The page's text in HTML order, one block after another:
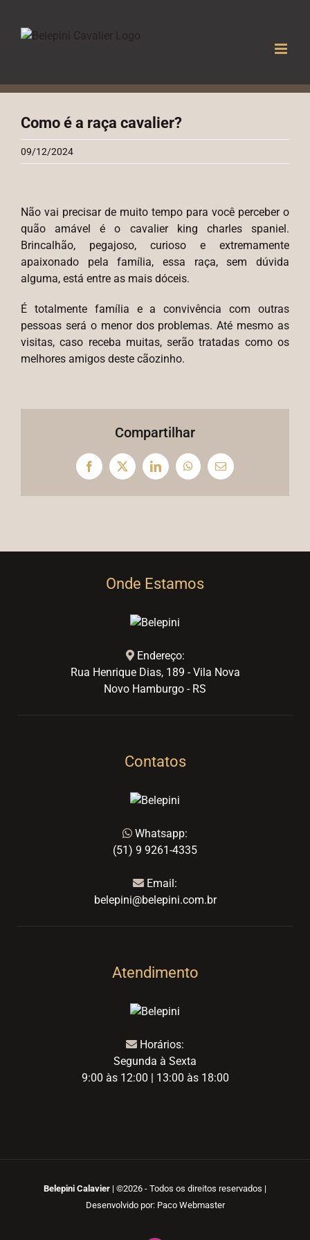
Como é a raça cavalier?
09/12/2024
Larger
Image
Não vai precisar de muito tempo para você perceber o
quão amável é o cavalier king charles spaniel.
Brincalhão, pegajoso, curioso e extremamente
apaixonado pela família, essa raça, sem dúvida
alguma, está entre as mais dóceis.
É totalmente família e a convivência com outras
pessoas será o menor dos problemas. Até mesmo as
visitas, caso receba muitas, serão tratadas como os
melhores amigos deste cãozinho.
Compartilhar
Facebook
X LinkedInWhatsApp
E-
mail
Onde Estamos
Endereço:
Rua Henrique Dias, 189 - Vila Nova
Novo Hamburgo - RS
Contatos
Whatsapp:
(51) 9 9261-4335
Email:
belepini@belepini.com.br
Atendimento
Horários:
Segunda à Sexta
9:00 às 12:00 | 13:00 às 18:00
Belepini Calavier | ©2026 - Todos os direitos reservados |
Desenvolvido por: Paco Webmaster